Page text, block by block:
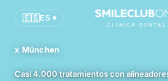
🇪🇸ES ▾
CLÍNICA DENTAL
CGN
x München
Casi 4.000 tratamientos con